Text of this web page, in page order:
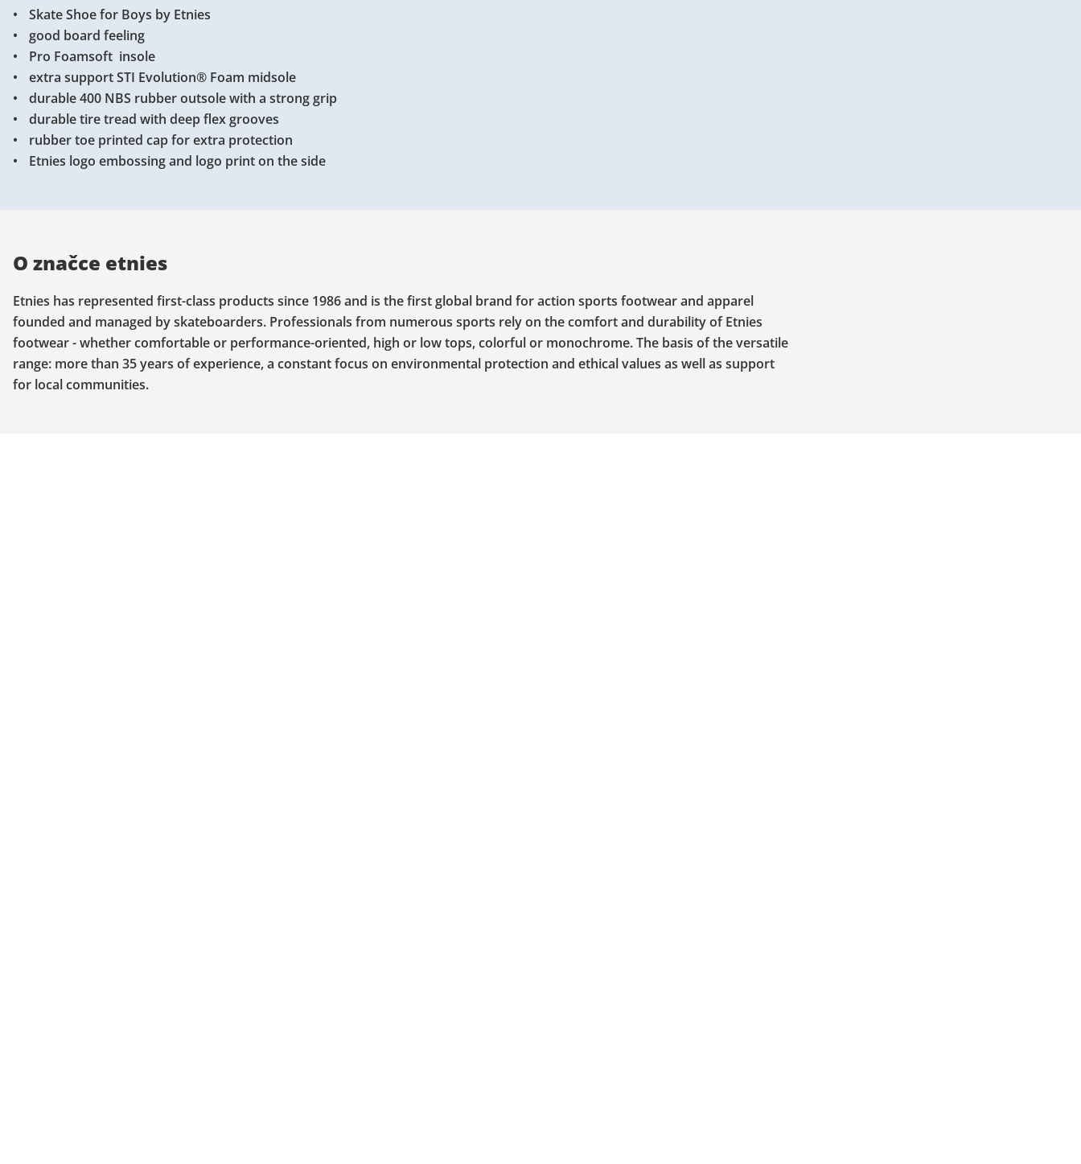
Skate Shoe for Boys by Etnies
good board feeling
Pro Foamsoft insole
extra support STI Evolution® Foam midsole
durable 400 NBS rubber outsole with a strong grip
durable tire tread with deep flex grooves
rubber toe printed cap for extra protection
Etnies logo embossing and logo print on the side
O značce etnies
Etnies has represented first-class products since 1986 and is the first global brand for action sports footwear and apparel
founded and managed by skateboarders. Professionals from numerous sports rely on the comfort and durability of Etnies
footwear - whether comfortable or performance-oriented, high or low tops, colorful or monochrome. The basis of the versatile
range: more than 35 years of experience, a constant focus on environmental protection and ethical values as well as support
for local communities.